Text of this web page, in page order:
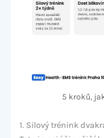
5 kroků,
1. Silový trénink